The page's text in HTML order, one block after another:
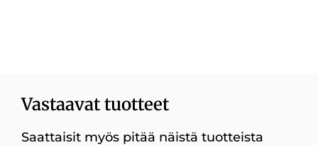
Vastaavat tuotteet
Saattaisit myös pitää näistä tuotteista